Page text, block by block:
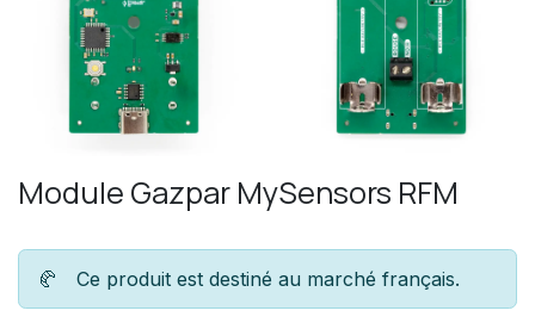
Module Gazpar MySensors RFM
🥐 Ce produit est destiné au marché français.